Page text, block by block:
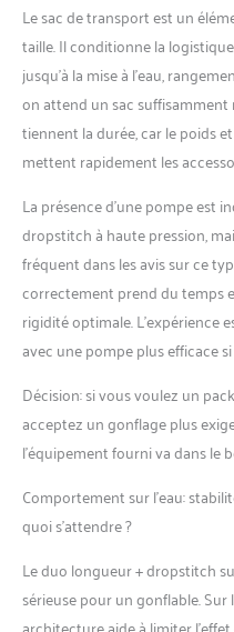
Le sac de transport est un
taille. Il conditionne la
jusqu’à la mise à l’eau,
on attend un sac suffisamment
tiennent la durée, car le poids
mettent rapidement les
La présence d’une pompe est
dropstitch à haute pression,
fréquent dans les avis sur ce
correctement prend du temps
rigidité optimale. L’expérience
avec une pompe plus efficace
Décision: si vous voulez un
acceptez un gonflage plus
l’équipement fourni va dans le
Comportement sur l’eau:
quoi s’attendre ?
Le duo longueur + dropstitch
sérieuse pour un gonflable.